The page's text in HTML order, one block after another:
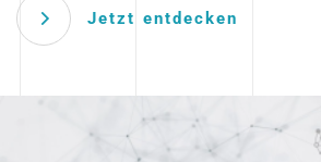
Jetzt entdecken